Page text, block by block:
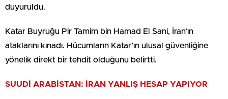
duyuruldu.
Katar Buyruğu Pir Tamim bin Hamad El Sani, İran’ın
ataklarını kınadı. Hücumların Katar’ın ulusal güvenliğine
yönelik direkt bir tehdit olduğunu belirtti.
SUUDİ ARABİSTAN: İRAN YANLIŞ HESAP YAPIYOR